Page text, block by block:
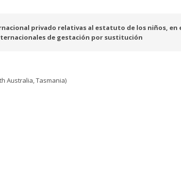
privado relativas al estatuto de los niños, en
de gestación por sustitución
Australia, Tasmania)